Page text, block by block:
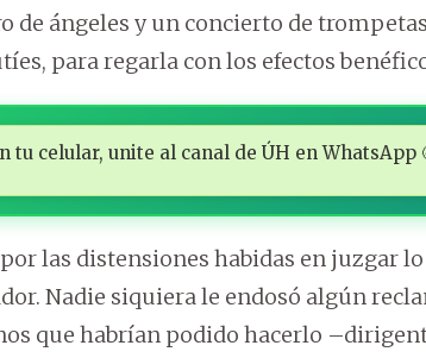
de ángeles y un concierto de
para regarla con los efectos
tu celular, unite al canal de ÚH en WhatsApp
las distensiones habidas en juzgar
Nadie siquiera le endosó algún
que habrían podido hacerlo